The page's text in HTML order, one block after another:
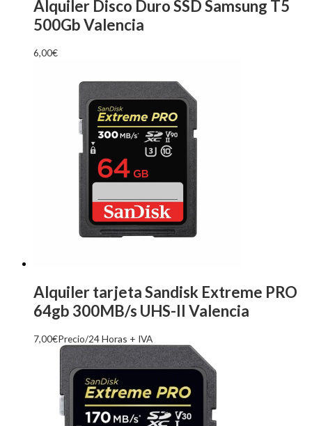
Alquiler Disco Duro SSD Samsung T5
500Gb Valencia
6,00€
Alquiler tarjeta Sandisk Extreme PRO
64gb 300MB/s UHS-II Valencia
7,00€Precio/24 Horas + IVA